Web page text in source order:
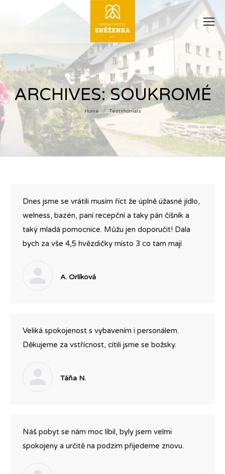
ARCHIVES:SOUKROMÉ
You are here:
Home Testimonials
Dnes jsme se vrátili musím říct že úplně úžasné jídlo,
welness, bazén, paní recepční a taky pán číšník a
taký mladá pomocnice. Můžu jen doporučit! Dala
bych za vše 4,5 hvězdičky místo 3 co tam mají
A. Orlíková
Veliká spokojenost s vybavením i personálem.
Děkujeme za vstřícnost, cítili jsme se božsky.
Táňa N.
Náš pobyt se nám moc líbil, byly jsem velmi
spokojeny a určitě na podzim přijedeme znovu.